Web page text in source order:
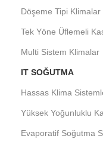
Döşeme Tipi Klimalar
Tek Yöne Üflemeli
Multi Sistem Klimalar
IT SOĞUTMA
Hassas Klima
Yüksek Yoğunluklu
Evaporatif Soğutma